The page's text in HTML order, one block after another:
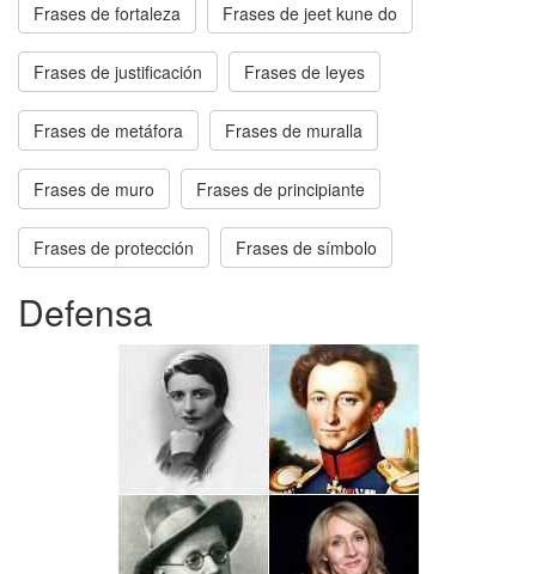
Frases de fortaleza Frases de jeet kune do
Frases de justificación Frases de leyes
Frases de metáfora Frases de muralla
Frases de muro Frases de principiante
Frases de protección Frases de símbolo
Defensa